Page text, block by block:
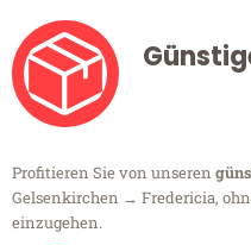
Profitieren Sie von unseren
Gelsenkirchen → Fredericia,
einzugehen.